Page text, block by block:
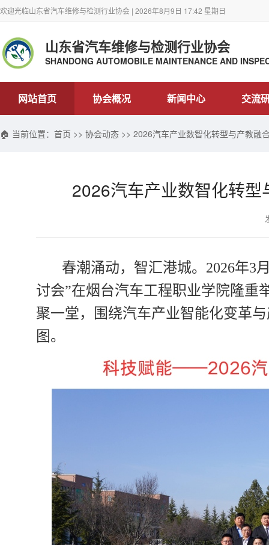
欢迎光临山东省汽车维修与检测行业协会 | 2026年8月9日 17:42 星期日
山东省汽车维修与检测行业协会
SHANDONG AUTOMOBILE MAINTENANCE AND
网站首页 协会概况 新闻中心 交流
🏠 当前位置： 首页 >> 协会动态 >> 2026汽车产业数智化转型与产教融
2026汽车产业数智化转
春潮涌动，智汇港城。 2026年3
讨会”在烟台汽车工程职业学院隆重
聚一堂，围绕汽车产业智能化变革
图。